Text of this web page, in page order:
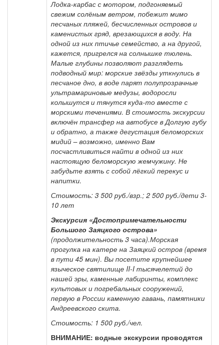
Лодка-карбас с мотором, подгоняемый
свежим солёным ветром, побежит мимо
песчаных пляжей, бесчисленных островов и
каменистых гряд, врезающихся в воду. На
одной из них птичье семейство, а на другой,
кажется, пригрелся на солнышке тюлень.
Малые глубины позволяют разглядеть
подводный мир: морские звёзды уткнулись в
песчаное дно, в воде парят полупрозрачные
ультрамариновые медузы, водоросли
колышутся и тянутся куда-то вместе с
морскими течениями. В стоимость экскурсии
включён трансфер на автобусе в Долгую губу
и обратно, а также дегустация беломорских
мидий – возможно, именно Вам
посчастливиться найти в одной из них
настоящую беломорскую жемчужину. Не
забудьте взять с собой лёгкий перекус и
напитки.
Стоимость: 3 500 руб./взр.; 2 500 руб./дети 3-
10 лет
Экскурсия «Достопримечательности
Большого Заяцкого острова»
(продолжительность 3 часа).Морская
прогулка на катере на Заяцкий остров (время
в пути 45 мин). Вы посетите крупнейшее
языческое святилище II-I тысячелетий до
нашей эры, каменные лабиринты, комплекс
культовых и погребальных сооружений,
первую в России каменную гавань, памятники
Андреевского скита.
Стоимость: 1 500 руб./чел.
ВНИМАНИЕ: водные экскурсии проводятся